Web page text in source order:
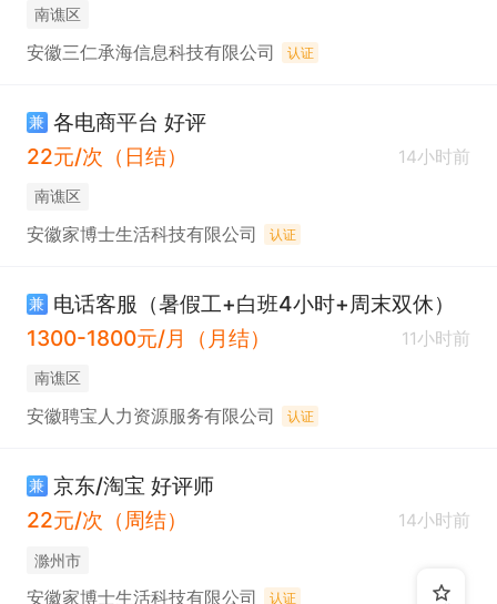
南谯区
安徽三仁承海信息科技有限公司 认证
兼 各电商平台 好评
22元/次（日结）
14小时前
南谯区
安徽家博士生活科技有限公司 认证
兼 电话客服（暑假工+白班4小时+周末双休）
1300-1800元/月（月结）
11小时前
南谯区
安徽聘宝人力资源服务有限公司 认证
兼 京东/淘宝 好评师
22元/次（周结）
14小时前
滁州市
安徽家博士生活科技有限公司 认证